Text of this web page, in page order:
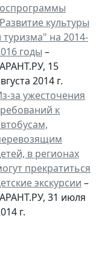
культуры
туризма" на 2014-
годы –
15
2014 г.
за ужесточения
к
в регионах
прекратиться
экскурсии –
31 июля
г.